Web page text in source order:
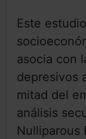
Este
asocia con
depresivos
mitad del
análisis
Nulliparous